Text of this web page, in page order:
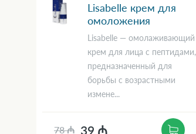
Lisabelle крем для
омоложения
Lisabelle — омолаживающий
крем для лица с пептидами,
предназначенный для
борьбы с возрастными
измене...
78 ₼ 39 ₼